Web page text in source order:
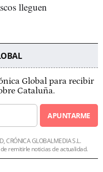
lleguen
Global para recibir
Cataluña.
APUNTARME
CRÓNICA GLOBALMEDIA S.L.
remitirle noticias de actualidad.